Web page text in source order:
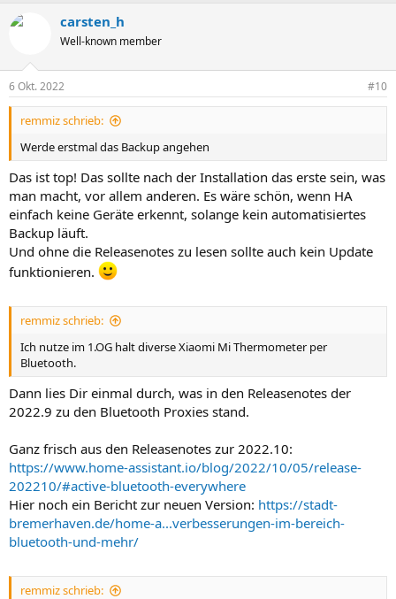
carsten_h
Well-known member
6 Okt. 2022 #10
remmiz schrieb:
Werde erstmal das Backup angehen
Das ist top! Das sollte nach der Installation das erste sein, was
man macht, vor allem anderen. Es wäre schön, wenn HA
einfach keine Geräte erkennt, solange kein automatisiertes
Backup läuft.
Und ohne die Releasenotes zu lesen sollte auch kein Update
funktionieren.
remmiz schrieb:
Ich nutze im 1.OG halt diverse Xiaomi Mi Thermometer per
Bluetooth.
Dann lies Dir einmal durch, was in den Releasenotes der
2022.9 zu den Bluetooth Proxies stand.
Ganz frisch aus den Releasenotes zur 2022.10:
https://www.home-assistant.io/blog/2022/10/05/release-
202210/#active-bluetooth-everywhere
Hier noch ein Bericht zur neuen Version: https://stadt-
bremerhaven.de/home-a...verbesserungen-im-bereich-
bluetooth-und-mehr/
remmiz schrieb: